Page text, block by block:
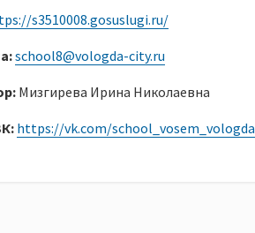
s3510008.gosuslugi.ru/
school8@vologda-city.ru
Мизгирева Ирина Николаевна
https://vk.com/school_vosem_vologda